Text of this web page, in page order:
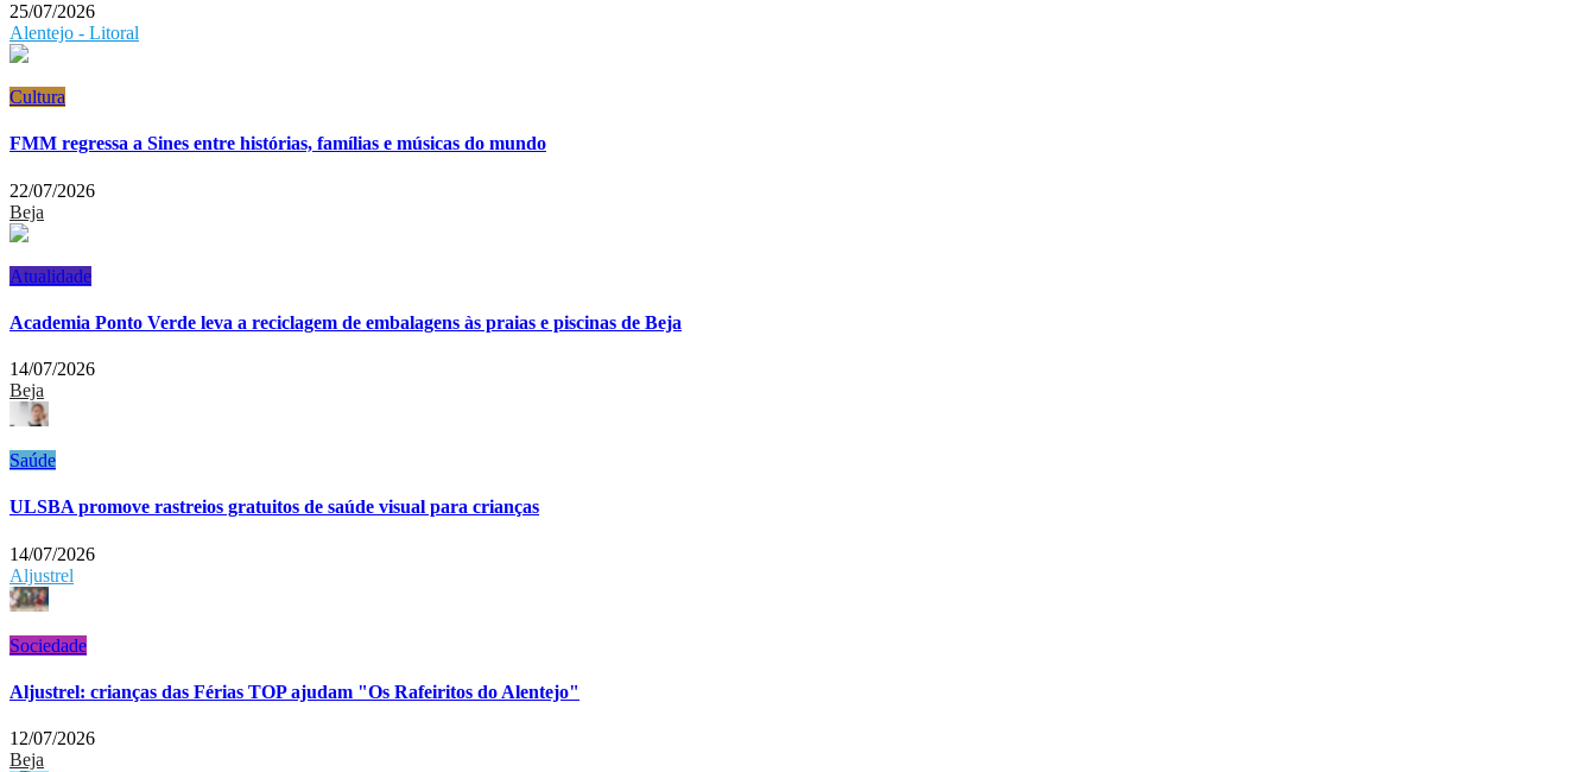
25/07/2026
Alentejo - Litoral
Cultura
FMM regressa a Sines entre histórias, famílias e músicas do mundo
22/07/2026
Beja
Atualidade
Academia Ponto Verde leva a reciclagem de embalagens às praias e piscinas de Beja
14/07/2026
Beja
Saúde
ULSBA promove rastreios gratuitos de saúde visual para crianças
14/07/2026
Aljustrel
Sociedade
Aljustrel: crianças das Férias TOP ajudam "Os Rafeiritos do Alentejo"
12/07/2026
Beja